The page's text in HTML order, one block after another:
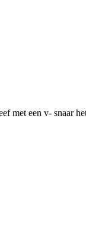
met een v- snaar